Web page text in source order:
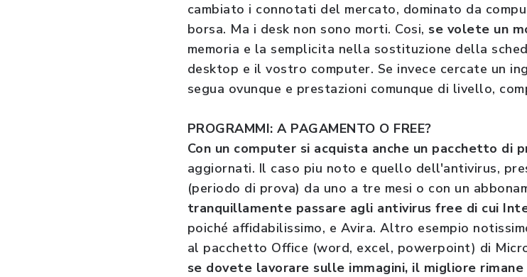
cambiato i connotati del mercato, dominato da
borsa. Ma i desk non sono morti. Cosi, se volete un
memoria e la semplicita nella sostituzione della
desktop e il vostro computer. Se invece cercate un
segua ovunque e prestazioni comunque di livello,
PROGRAMMI: A PAGAMENTO O FREE?
Con un computer si acquista anche un pacchetto di
aggiornati. Il caso piu noto e quello dell'antivirus,
(periodo di prova) da uno a tre mesi o con un
tranquillamente passare agli antivirus free di cui
poiché affidabilissimo, e Avira. Altro esempio
al pacchetto Office (word, excel, powerpoint) di
se dovete lavorare sulle immagini, il migliore